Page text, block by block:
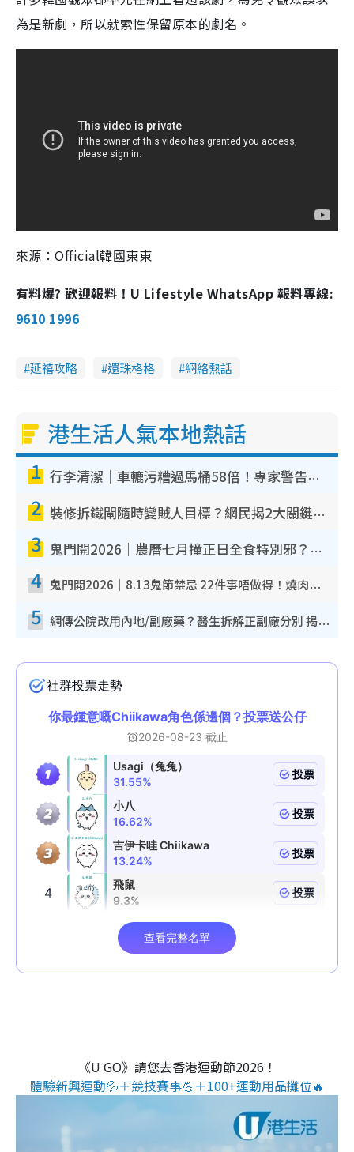
為是新劇，所以就索性保留原本的劇名。
來源：Official韓國東東
有料爆? 歡迎報料！U Lifestyle WhatsApp 報料專線:
9610 1996
延禧攻略 還珠格格 網絡熱話
港生活人氣本地熱話
1 行李清潔｜車轆污糟過馬桶58倍！專家警告忌用酒精抹 教1招免污手除菌
2 裝修拆鐵閘隨時變賊人目標？網民揭2大關鍵用途：裝新式等於白裝？附新舊鐵閘分別
3 鬼門開2026｜農曆七月撞正日全食特別邪？專家警告切忌做一事！揭4大禁忌+2招保平安
4 鬼門開2026｜8.13鬼節禁忌 22件事唔做得！燒肉、刺身要少食？半夜勿吹口哨/打呢個電話
5 網傳公院改用內地/副廠藥？醫生拆解正副廠分別 揭4類人換藥隨時出事
《U GO》請您去香港運動節2026！
體驗新興運動💦＋競技賽事💪＋100+運動用品攤位🔥